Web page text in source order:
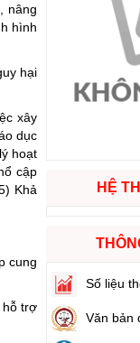
và đại biểu Hội đồng
nâng
hình
hại
xây
dục
hoạt
cập
Khả
cung
hỗ trợ
HỆ
Số liệu
Văn bản